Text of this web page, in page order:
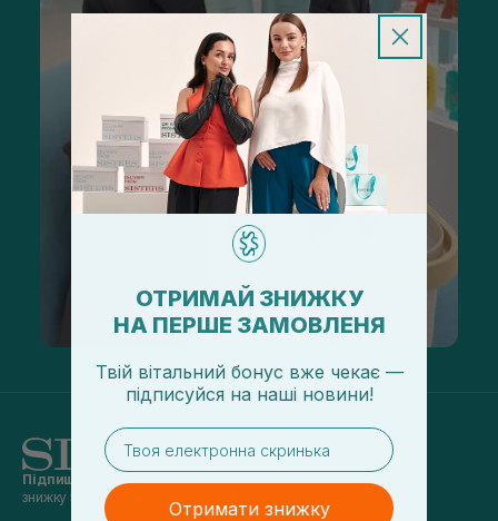
Підпишись на наші новинита отримуй
знижку 5% на перше замовлення
ОТРИМАЙ ЗНИЖКУ
НА ПЕРШЕ ЗАМОВЛЕНЯ
Твій вітальний бонус вже чекає —
підписуйся на наші новини!
email
Отримати знижку